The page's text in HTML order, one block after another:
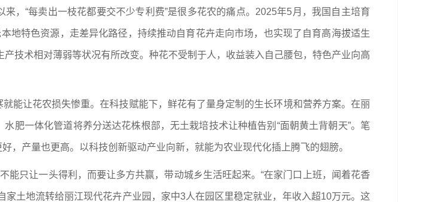
，“每卖出一枝花都要交不少专利费”是很多花农的痛点。2025年5月，我国自主培育
地特色资源，走差异化路径，持续推动自育花卉走向市场，也实现了自育高海拔适生
产技术相对薄弱等状况有所改变。种花不受制于人，收益装入自己腰包，特色产业向高
能让花农损失惨重。在科技赋能下，鲜花有了量身定制的生长环境和营养方案。在丽
肥一体化管道将养分送达花株根部，无土栽培技术让种植告别“面朝黄土背朝天”。笔
，产量也更高。以科技创新驱动产业向新，就能为农业现代化插上腾飞的翅膀。
能只让一头得利，而要让多方共赢，带动城乡生活旺起来。“在家门口上班，闻着花香
土地流转给丽江现代花卉产业园，家中3人在园区里稳定就业，年收入超10万元。这